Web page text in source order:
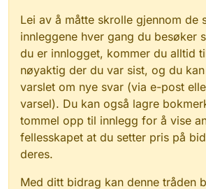
Lei av å måtte skrolle gjennom de
innleggene hver gang du besøker
du er innlogget, kommer du alltid
nøyaktig der du var sist, og du
varslet om nye svar (via e-post
varsel). Du kan også lagre
tommel opp til innlegg for å vise
fellesskapet at du setter pris på
deres.
Med ditt bidrag kan denne tråden